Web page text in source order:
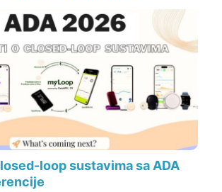
loop sustavima sa ADA